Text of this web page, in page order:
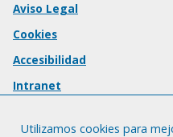
Aviso Legal
Cookies
Accesibilidad
Intranet
Utilizamos cookies para